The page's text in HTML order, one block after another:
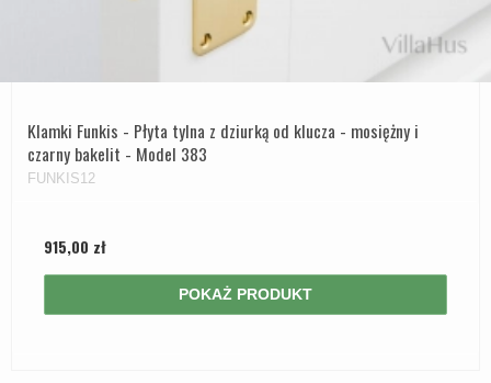
Klamki Funkis - Płyta tylna z dziurką od klucza - mosiężny i
czarny bakelit - Model 383
FUNKIS12
915,00 zł
POKAŻ PRODUKT